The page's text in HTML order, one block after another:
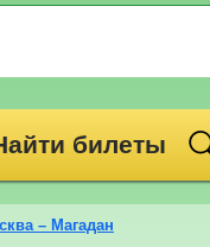
билеты
– Магадан